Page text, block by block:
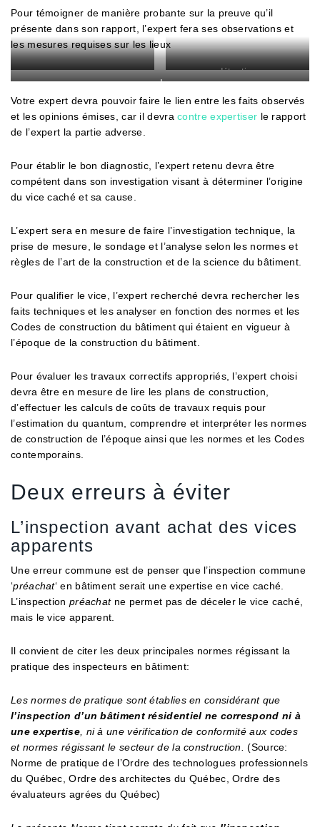
Pour témoigner de manière probante sur la preuve qu’il
présente dans son rapport, l’expert fera ses observations et
les mesures requises sur les lieux
mesure
détection
sondage
Votre expert devra pouvoir faire le lien entre les faits observés
et les opinions émises, car il devracontre expertiser le rapport
de l’expert la partie adverse.
Pour établir le bon diagnostic, l’expert retenu devra être
compétent dans son investigation visant à déterminer l’origine
du vice caché et sa cause.
L’expert sera en mesure de faire l’investigation technique, la
prise de mesure, le sondage et l’analyse selon les normes et
règles de l’art de la construction et de la science du bâtiment.
Pour qualifier le vice, l’expert recherché devra rechercher les
faits techniques et les analyser en fonction des normes et les
Codes de construction du bâtiment qui étaient en vigueur à
l’époque de la construction du bâtiment.
Pour évaluer les travaux correctifs appropriés, l’expert choisi
devra être en mesure de lire les plans de construction,
d’effectuer les calculs de coûts de travaux requis pour
l’estimation du quantum, comprendre et interpréter les normes
de construction de l’époque ainsi que les normes et les Codes
contemporains.
Deux erreurs à éviter
L’inspection avant achat des vices
apparents
Une erreur commune est de penser que l’inspection commune
‘préachat‘ en bâtiment serait une expertise en vice caché.
L’inspection préachatne permet pas de déceler le vice caché,
mais le vice apparent.
Il convient de citer les deux principales normes régissant la
pratique des inspecteurs en bâtiment:
Les normes de pratique sont établies en considérant que
l’inspection d’un bâtiment résidentiel ne correspond ni à
une expertise, ni à une vérification de conformité aux codes
et normes régissant le secteur de la construction.(Source:
Norme de pratique de l’Ordre des technologues professionnels
du Québec, Ordre des architectes du Québec, Ordre des
évaluateurs agrées du Québec)